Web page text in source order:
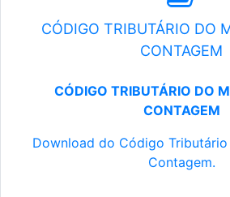
CÓDIGO TRIBUTÁRIO DO
CONTAGEM
CÓDIGO TRIBUTÁRIO DO
CONTAGEM
Download do Código
Contagem.